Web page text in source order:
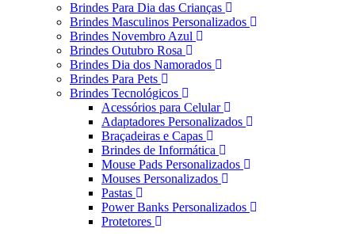
Brindes Para Dia das Crianças
Brindes Masculinos Personalizados
Brindes Novembro Azul
Brindes Outubro Rosa
Brindes Dia dos Namorados
Brindes Para Pets
Brindes Tecnológicos
Acessórios para Celular
Adaptadores Personalizados
Braçadeiras e Capas
Brindes de Informática
Mouse Pads Personalizados
Mouses Personalizados
Pastas
Power Banks Personalizados
Protetores